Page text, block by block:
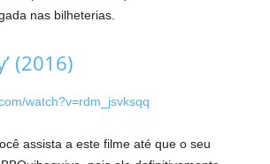
nas bilheterias.
(2016)
watch?v=rdm_jsvksqq
assista a este filme até que o seu